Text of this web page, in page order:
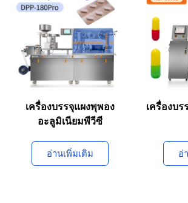
เครื่องบรรจุแผงพุพอง
อะลูมิเนียมพีวีซี
อ่านเพิ่มเติม
เครื่องบ
อ่